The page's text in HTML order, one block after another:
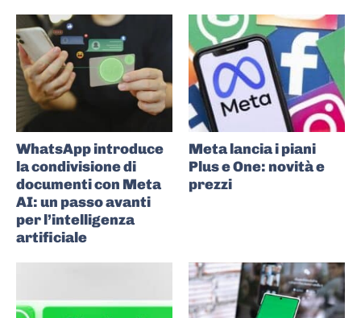
WhatsApp introduce
la condivisione di
documenti con Meta
AI: un passo avanti
per l’intelligenza
artificiale
Meta lancia i piani
Plus e One: novità e
prezzi